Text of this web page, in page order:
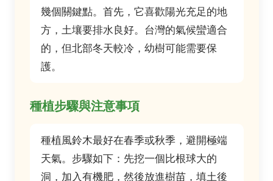
幾個關鍵點。首先，它喜歡陽光充足的地
方，土壤要排水良好。台灣的氣候蠻適合
的，但北部冬天較冷，幼樹可能需要保
護。
種植步驟與注意事項
種植風鈴木最好在春季或秋季，避開極端
天氣。步驟如下：先挖一個比根球大的
洞，加入有機肥，然後放進樹苗，填土後